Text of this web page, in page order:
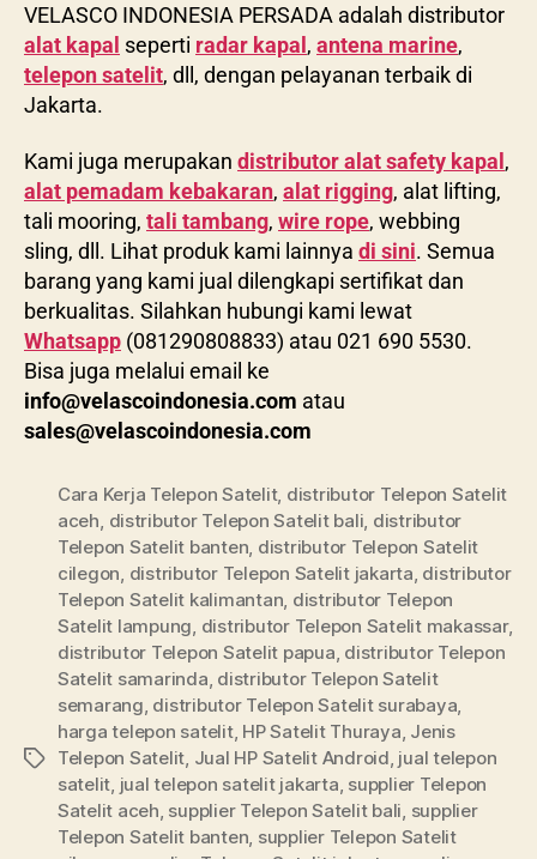
VELASCO INDONESIA PERSADA adalah distributor
alat kapal seperti radar kapal, antena marine,
telepon satelit, dll, dengan pelayanan terbaik di
Jakarta.
Kami juga merupakan distributor alat safety kapal ,
alat pemadam kebakaran, alat rigging, alat lifting,
tali mooring, tali tambang, wire rope, webbing
sling, dll. Lihat produk kami lainnya di sini. Semua
barang yang kami jual dilengkapi sertifikat dan
berkualitas. Silahkan hubungi kami lewat
Whatsapp (081290808833) atau 021 690 5530.
Bisa juga melalui email ke
info@velascoindonesia.com atau
sales@velascoindonesia.com
Cara Kerja Telepon Satelit, distributor Telepon Satelit
aceh, distributor Telepon Satelit bali, distributor
Telepon Satelit banten, distributor Telepon Satelit
cilegon, distributor Telepon Satelit jakarta, distributor
Telepon Satelit kalimantan, distributor Telepon
Satelit lampung, distributor Telepon Satelit makassar,
distributor Telepon Satelit papua, distributor Telepon
Satelit samarinda, distributor Telepon Satelit
semarang, distributor Telepon Satelit surabaya,
harga telepon satelit, HP Satelit Thuraya, Jenis
Telepon Satelit, Jual HP Satelit Android, jual telepon
satelit, jual telepon satelit jakarta, supplier Telepon
Satelit aceh, supplier Telepon Satelit bali, supplier
Telepon Satelit banten, supplier Telepon Satelit